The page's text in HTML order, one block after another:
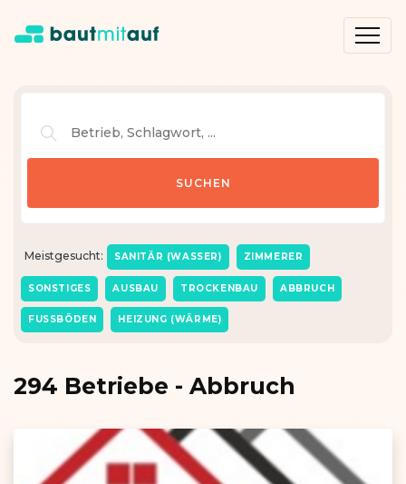
Meistgesucht: SANITÄR (WASSER) ZIMMERER
SONSTIGES AUSBAU TROCKENBAU ABBRUCH
FUSSBÖDEN HEIZUNG (WÄRME)
294 Betriebe - Abbruch